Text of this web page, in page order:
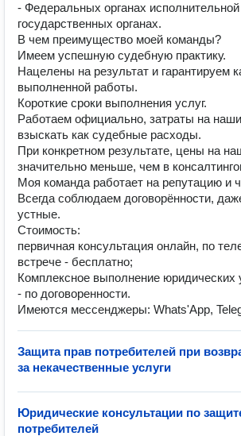
- Федеральных органах
государственных органах.
В чем преимущество моей команды?
Имеем успешную судебную практику.
Нацелены на результат и гарантируем
выполненной работы.
Короткие сроки выполнения услуг.
Работаем официально, затраты на
взыскать как судебные расходы.
При конкретном результате, цены на
значительно меньше, чем в
Моя команда работает на репутацию и
Всегда соблюдаем договорённости,
устные.
Стоимость:
первичная консультация онлайн, по
встрече - бесплатно;
Комплексное выполнение юридических
- по договоренности.
Имеются мессенджеры: Whats'App,
Защита прав потребителей при
за некачественные услуги
Юридические консультации по
потребителей